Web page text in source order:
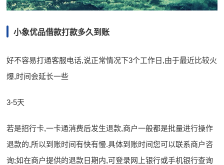
小象优品借款打款多久到账
好不容易打通客服电话,说正常情况下3个工作日,由于最近比较火
爆,时间会延长一些
3-5天
若是招行卡,一卡通消费后发生退款,商户一般都是批量进行操作
退款的,所以到账时间有快有慢.具体到账时间您可以联系商户咨
询;如在商户提供的退款日期内,可登录网上银行或手机银行查询